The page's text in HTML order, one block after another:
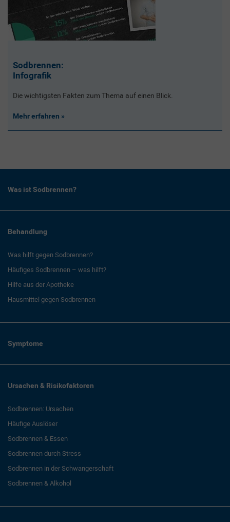
Sodbrennen:
Infografik
Die wichtigsten Fakten zum Thema auf einen Blick.
Mehr erfahren
Was ist Sodbrennen?
Behandlung
Was hilft gegen Sodbrennen?
Häufiges Sodbrennen – was hilft?
Hilfe aus der Apotheke
Hausmittel gegen Sodbrennen
Symptome
Ursachen & Risikofaktoren
Sodbrennen: Ursachen
Häufige Auslöser
Sodbrennen & Essen
Sodbrennen durch Stress
Sodbrennen in der Schwangerschaft
Sodbrennen & Alkohol